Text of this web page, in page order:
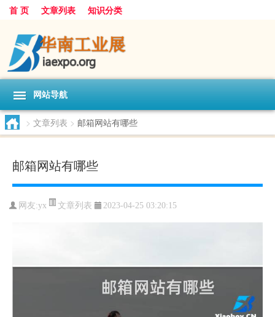
首 页 文章列表 知识分类
网站导航
> 文章列表 > 邮箱网站有哪些
邮箱网站有哪些
网友:yx 文章列表 2023-04-25 03:20:15